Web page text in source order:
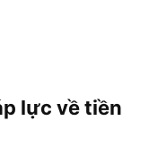
lực về tiền